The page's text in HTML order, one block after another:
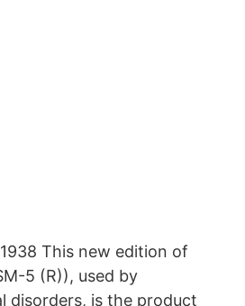
This new edition of
5 (R)), used by
disorders, is the product